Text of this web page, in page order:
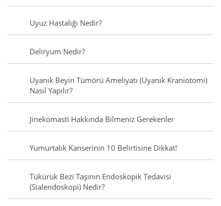
Uyuz Hastalığı Nedir?
Deliryum Nedir?
Uyanık Beyin Tümörü Ameliyatı (Uyanık Kraniotomi)
Nasıl Yapılır?
Jinekomasti Hakkında Bilmeniz Gerekenler
Yumurtalık Kanserinin 10 Belirtisine Dikkat!
Tükürük Bezi Taşının Endoskopik Tedavisi
(Sialendoskopi) Nedir?